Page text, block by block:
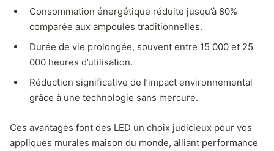
Consommation énergétique réduite jusqu’à 80%
comparée aux ampoules traditionnelles.
Durée de vie prolongée, souvent entre 15 000 et 25
000 heures d’utilisation.
Réduction significative de l’impact environnemental
grâce à une technologie sans mercure.
Ces avantages font des LED un choix judicieux pour vos
appliques murales maison du monde, alliant performance